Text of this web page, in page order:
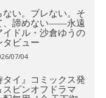
ない。ブレない。そ
、諦めない――永遠
イドル・沙倉ゆうの
タビュー
07/04
タイ』コミックス発
スピンオフドラマ